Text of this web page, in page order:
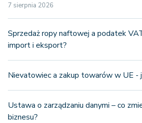
7 sierpnia 2026
Sprzedaż ropy naftowej a podatek
import i eksport?
Nievatowiec a zakup towarów w UE -
Ustawa o zarządzaniu danymi – co
biznesu?